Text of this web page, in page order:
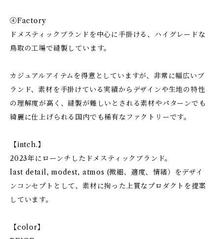
④Factory
ドメスティックブランドを中心に手掛ける、ハイグレードな
鳥取の工場で縫製しています。
カジュアルアイテムを得意としていますが、非常に幅広いブ
ランド、素材を手掛けている実績からデザインや生地の特性
の理解度が高く、縫製が難しいとされる素材やパターンでも
綺麗に仕上げられる国内でも稀有なファクトリーです。
【intch.】
2023年にローンチしたドメスティックブランド。
last detail, modest, atmos (微細、適度、情緒）をデザイ
ンコンセプトとして、素材に拘った上質なプロダクトを提案
しています。
【color】